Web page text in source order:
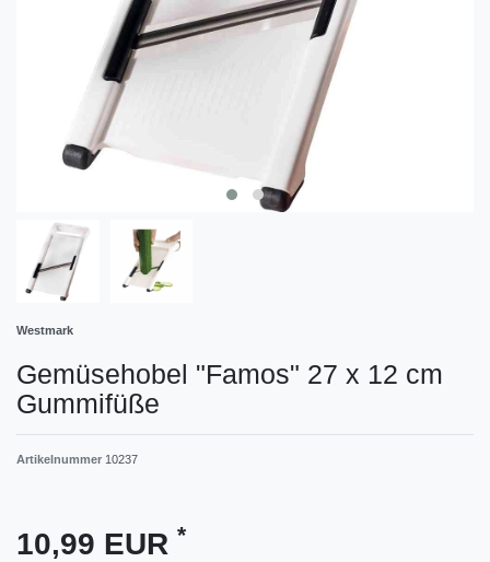
Westmark
Gemüsehobel "Famos" 27 x 12 cm
Gummifüße
Artikelnummer 10237
10,99 EUR *